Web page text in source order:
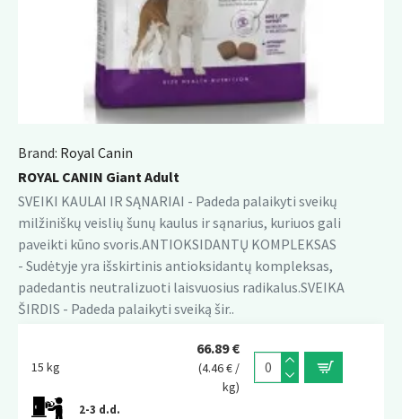
Brand: Royal Canin
ROYAL CANIN Giant Adult
SVEIKI KAULAI IR SĄNARIAI - Padeda palaikyti sveikų
milžiniškų veislių šunų kaulus ir sąnarius, kuriuos gali
paveikti kūno svoris.ANTIOKSIDANTŲ KOMPLEKSAS
- Sudėtyje yra išskirtinis antioksidantų kompleksas,
padedantis neutralizuoti laisvuosius radikalus.SVEIKA
ŠIRDIS - Padeda palaikyti sveiką šir..
15 kg
2-3 d.d.
66.89 €
(4.46 € /
kg)